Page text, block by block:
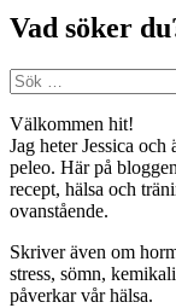
Vad söker
Sök
efter:
Välkommen hit!
Jag heter Jessica
peleo. Här på
recept, hälsa och
ovanstående.
Skriver även om
stress, sömn,
påverkar vår hälsa.